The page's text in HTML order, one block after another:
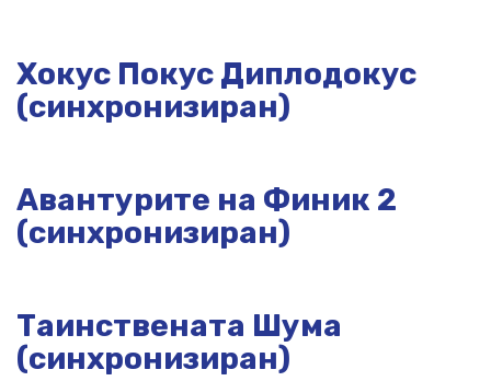
Хокус Покус Диплодокус
(синхронизиран)
Авантурите на Финик 2
(синхронизиран)
Таинствената Шума
(синхронизиран)